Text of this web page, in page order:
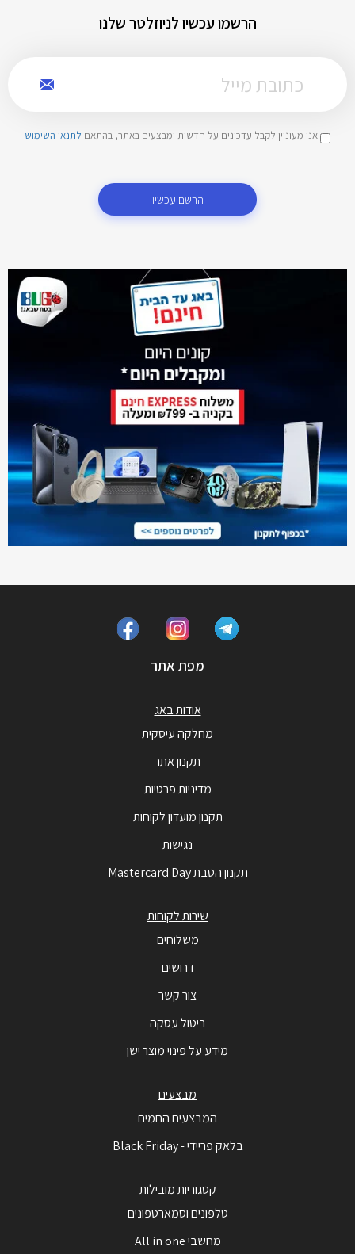
הרשמו עכשיו לניוזלטר שלנו
אני מעוניין לקבל עדכונים על חדשות ומבצעים באתר, בהתאם לתנאי השימוש
הרשם עכשיו
מפת אתר
אודות באג
מחלקה עיסקית
תקנון אתר
מדיניות פרטיות
תקנון מועדון לקוחות
נגישות
תקנון הטבת Mastercard Day
שירות לקוחות
משלוחים
דרושים
צור קשר
ביטול עסקה
מידע על פינוי מוצר ישן
מבצעים
המבצעים החמים
בלאק פריידי - Black Friday
קטגוריות מובילות
טלפונים וסמארטפונים
מחשבי All in one